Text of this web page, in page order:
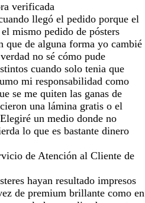
verificada
llegó el pedido porque el
mismo pedido de pósters
que de alguna forma yo cambié
no sé cómo pude
cuando solo tenia que
mi responsabilidad como
se me quiten las ganas de
una lámina gratis o el
un medio donde no
lo que es bastante dinero
de Atención al Cliente de
hayan resultado impresos
de premium brillante como en